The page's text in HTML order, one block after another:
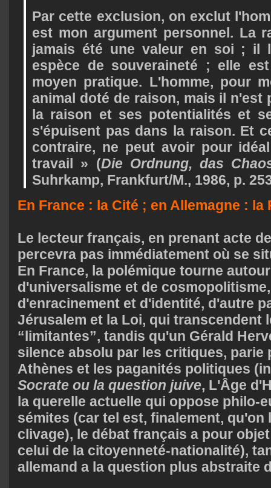
Par cette exclusion, on exclut
est mon argument personnel. La
jamais été une valeur en soi ; il
espèce de souveraineté ; elle
moyen pratique. L'homme, pour
animal doté de raison, mais il n'est
la raison et ses potentialités et
s'épuisent pas dans la raison. Et
contraire, ne peut avoir pour
travail » (Die Ordnung, das
Suhrkamp, Frankfurt/M., 1986, p.
En France : la Cité ; en Allemagne : la
Le lecteur français, en prenant acte
percevra pas immédiatement où se
En France, la polémique tourne
d'universalisme et de
d'enracinement et d'identité, d'autre
Jérusalem et la Loi, qui transcendent
“limitantes”, tandis qu'un Gérald
silence absolu par les critiques, parie
Athènes et les paganités politiques
Socrate ou la question juive, L'Âge
la querelle actuelle qui oppose philo-
sémites (car tel est, finalement, qu'on
clivage), le débat français a pour
celui de la citoyenneté-nationalité),
allemand a la question plus abstraite